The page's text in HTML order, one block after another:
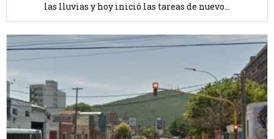
las lluvias y hoy inició las tareas de nuevo...